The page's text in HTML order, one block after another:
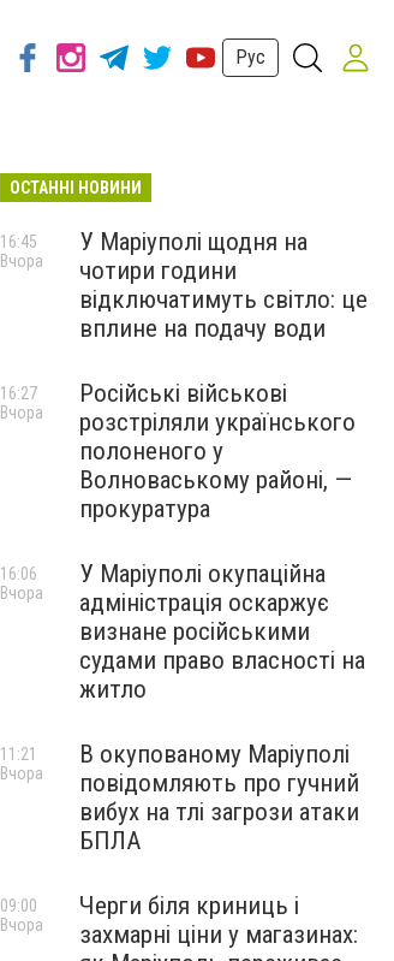
Рус
ОСТАННІ НОВИНИ
У Маріуполі щодня на
чотири години
відключатимуть світло: це
вплине на подачу води
16:45
Вчора
Російські військові
розстріляли українського
полоненого у
Волноваському районі, —
прокуратура
16:27
Вчора
У Маріуполі окупаційна
адміністрація оскаржує
визнане російськими
судами право власності на
житло
16:06
Вчора
В окупованому Маріуполі
повідомляють про гучний
вибух на тлі загрози атаки
БПЛА
11:21
Вчора
Черги біля криниць і
захмарні ціни у магазинах:
09:00
Вчора